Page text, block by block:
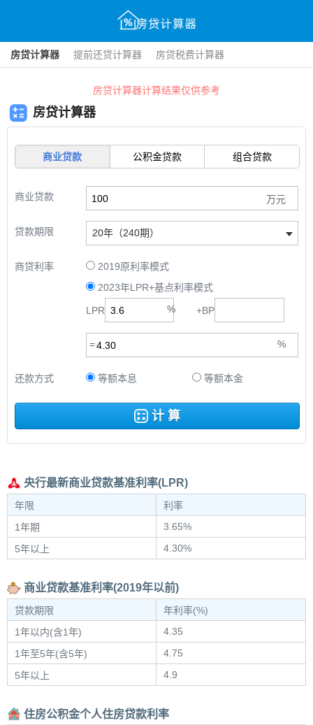
房贷计算器 提前还贷计算器 房贷税费计算器
房贷计算器计算结果仅供参考
房贷计算器
商业贷款 公积金贷款 组合贷款
商业贷款
贷款期限 20年（240期）
商贷利率
2019原利率模式
2023年LPR+基点利率模式
LPR +BP
还款方式 等额本息 等额本金
计 算
央行最新商业贷款基准利率(LPR)
年限
利率
1年期
3.65%
5年以上
4.30%
商业贷款基准利率(2019年以前)
贷款期限
年利率(%)
1年以内(含1年)
4.35
1年至5年(含5年)
4.75
5年以上
4.9
住房公积金个人住房贷款利率